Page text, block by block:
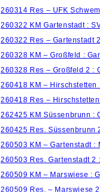
260314 Res – UFK
260322 KM Gartenstadt :
260322 Res – Gartenstadt
260328 KM – Großfeld :
260328 Res – Großfeld 2 :
260418 KM –
260418 Res –
262425 KM Süssenbrunn :
260425 Res. Süssenbrunn
260503 KM – Gartenstadt :
260503 Res. Gartenstadt 2
260509 KM – Marswiese :
260509 Res. – Marswiese